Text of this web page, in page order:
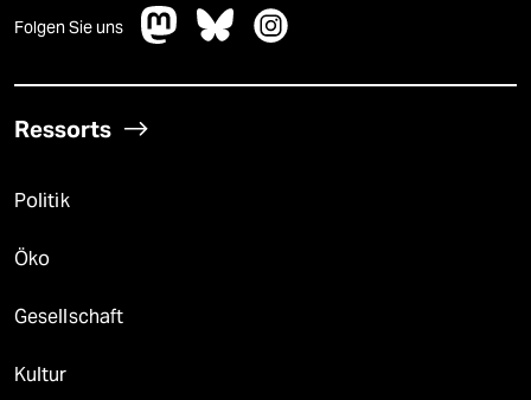
Folgen Sie uns
Ressorts
Politik
Öko
Gesellschaft
Kultur